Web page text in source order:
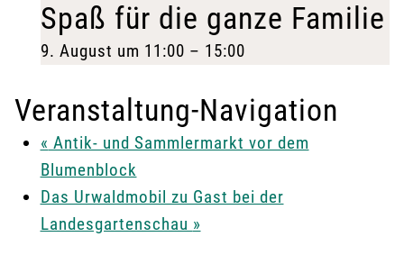
Spaß für die ganze Familie
9. August um 11:00 – 15:00
Veranstaltung-Navigation
« Antik- und Sammlermarkt vor dem
Blumenblock
Das Urwaldmobil zu Gast bei der
Landesgartenschau »